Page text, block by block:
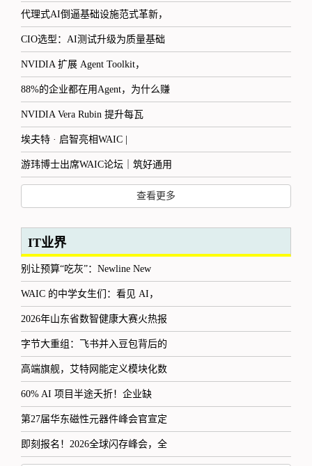
代理式AI倒逼基础设施范式革新，
CIO选型：AI测试升级为质量基础
NVIDIA 扩展 Agent Toolkit，
88%的企业都在用Agent，为什么赚
NVIDIA Vera Rubin 提升每瓦
埃夫特 · 启智亮相WAIC |
游玮博士出席WAIC论坛｜筑好通用
查看更多
IT业界
别让预算“吃灰”：Newline New
WAIC 的中学女生们：看见 AI，
2026年山东省数智健康大赛火热报
字节大重组：飞书并入豆包背后的
高端旗舰，艾特网能定义模块化数
60% AI 项目半途夭折！企业缺
第27届华东磁性元器件峰会官宣定
即刻报名！2026全球闪存峰会，全